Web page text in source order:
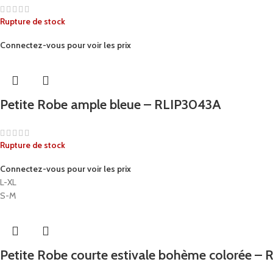
Rupture de stock
Connectez-vous pour voir les prix
Petite Robe ample bleue – RLIP3043A
Rupture de stock
Connectez-vous pour voir les prix
L-XL
S-M
Petite Robe courte estivale bohème colorée –